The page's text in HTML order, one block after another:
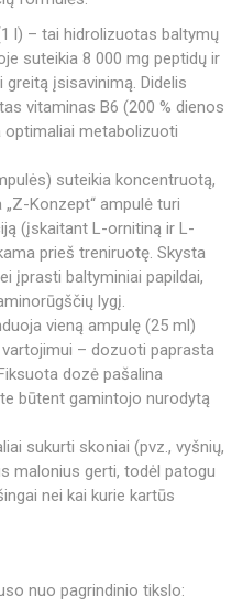
l) – tai hidrolizuotas baltymų
suteikia 8 000 mg peptidų ir
įsisavinimą. Didelis
vitaminas B6 (200 % dienos
metabolizuoti
suteikia koncentruotą,
Konzept“ ampulė turi
(įskaitant L-ornitiną ir L-
prieš treniruotę. Skysta
įprasti baltyminiai papildai,
lygį.
vieną ampulę (25 ml)
vartojimui – dozuoti paprasta
dozė pašalina
būtent gamintojo nurodytą
sukurti skoniai (pvz., vyšnių,
malonius gerti, todėl patogu
nei kai kurie kartūs
nuo pagrindinio tikslo: